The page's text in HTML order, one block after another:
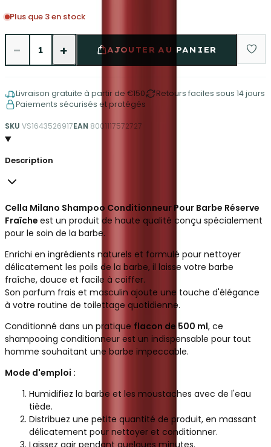
Plus que 3 en stock
− 1 + AJOUTER AU PANIER
Livraison gratuite à partir de €150
Retours faciles sous 14 jours
Paiements sécurisés et protégés
SKU VS1643526917EAN 8001117572727
Description
Cella Milano Shampoo Conditionneur Pour Barbe Réserve
Fraîche est un produit de haute qualité conçu spécialement
pour le soin de la barbe.
Enrichi en ingrédients naturels et formulé pour nettoyer
délicatement les poils de la barbe, il laisse votre barbe
fraîche, douce et facile à coiffer.
Son parfum frais et masculin ajoute une touche d'élégance
à votre routine de toilettage quotidienne.
Conditionné dans un pratique flacon de 500 ml, ce
shampooing conditionneur est un indispensable pour tout
homme souhaitant une barbe impeccable.
Mode d'emploi :
Humidifiez la barbe et les moustaches avec de l'eau
tiède.
Distribuez une petite quantité de produit, en massant
délicatement pour nettoyer et conditionner.
Laissez agir pendant quelques minutes.